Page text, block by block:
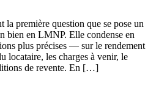
la première question que se pose un
bien en LMNP. Elle condense en
plus précises — sur le rendement
locataire, les charges à venir, le
de revente. En […]